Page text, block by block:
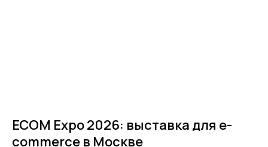
ECOM Expo 2026: выставка для e-
commerce в Москве